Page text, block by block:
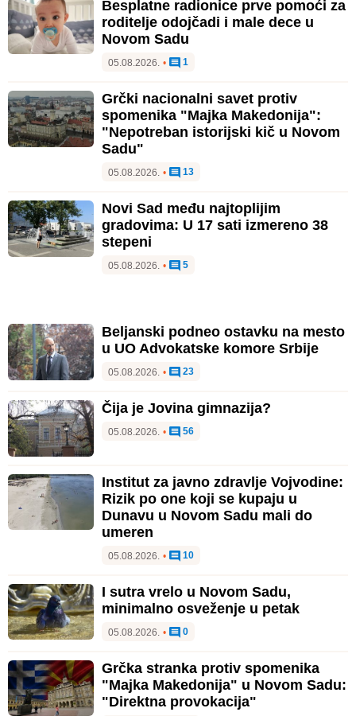
Besplatne radionice prve pomoći za
roditelje odojčadi i male dece u
Novom Sadu
05.08.2026. • 1
Grčki nacionalni savet protiv
spomenika "Majka Makedonija":
"Nepotreban istorijski kič u Novom
Sadu"
05.08.2026. • 13
Novi Sad među najtoplijim
gradovima: U 17 sati izmereno 38
stepeni
05.08.2026. • 5
Beljanski podneo ostavku na mesto
u UO Advokatske komore Srbije
05.08.2026. • 23
Čija je Jovina gimnazija?
05.08.2026. • 56
Institut za javno zdravlje Vojvodine:
Rizik po one koji se kupaju u
Dunavu u Novom Sadu mali do
umeren
05.08.2026. • 10
I sutra vrelo u Novom Sadu,
minimalno osveženje u petak
05.08.2026. • 0
Grčka stranka protiv spomenika
"Majka Makedonija" u Novom Sadu:
"Direktna provokacija"